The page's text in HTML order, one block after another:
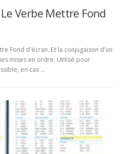
Verbe Mettre Fond
Fond d'écran. Et la conjugaison d'un
mises en ordre. Utilisé pour
en cas …